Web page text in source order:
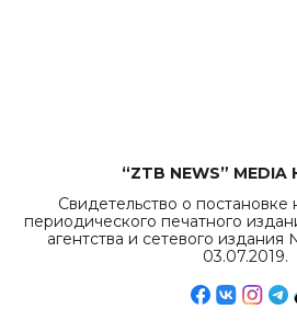
“ZTB NEWS” MEDIA
Свидетельство о постановке
периодического печатного
агентства и сетевого
03.07.2019.